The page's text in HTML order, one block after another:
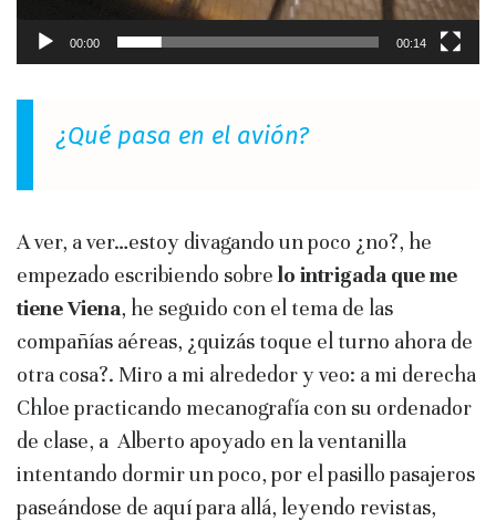
00:00 00:14
¿Qué pasa en el avión?
A ver, a ver…estoy divagando un poco ¿no?, he
empezado escribiendo sobre lo intrigada que me
tiene Viena, he seguido con el tema de las
compañías aéreas, ¿quizás toque el turno ahora de
otra cosa?. Miro a mi alrededor y veo: a mi derecha
Chloe practicando mecanografía con su ordenador
de clase, a Alberto apoyado en la ventanilla
intentando dormir un poco, por el pasillo pasajeros
paseándose de aquí para allá, leyendo revistas,